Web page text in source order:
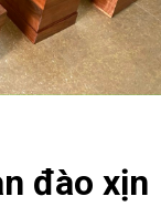
đào xịn